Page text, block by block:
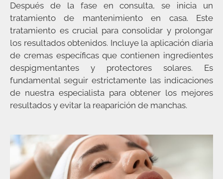
Después de la fase en consulta, se inicia un
tratamiento de mantenimiento en casa. Este
tratamiento es crucial para consolidar y prolongar
los resultados obtenidos. Incluye la aplicación diaria
de cremas específicas que contienen ingredientes
despigmentantes y protectores solares. Es
fundamental seguir estrictamente las indicaciones
de nuestra especialista para obtener los mejores
resultados y evitar la reaparición de manchas.